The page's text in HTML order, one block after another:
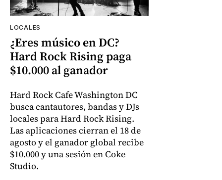
LOCALES
¿Eres músico en DC?
Hard Rock Rising paga
$10.000 al ganador
Hard Rock Cafe Washington DC
busca cantautores, bandas y DJs
locales para Hard Rock Rising.
Las aplicaciones cierran el 18 de
agosto y el ganador global recibe
$10.000 y una sesión en Coke
Studio.